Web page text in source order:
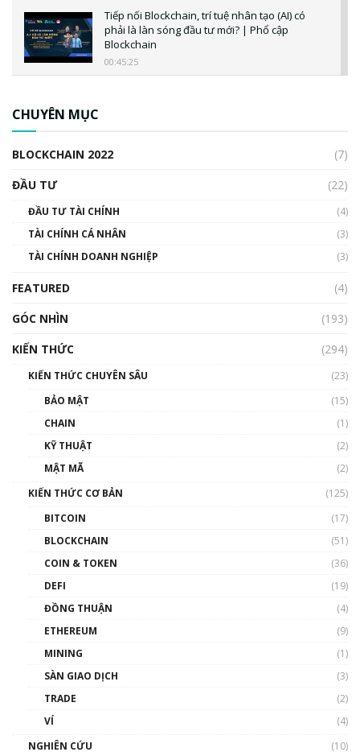
Tiếp nối Blockchain, trí tuệ nhân tạo (AI) có
phải là làn sóng đầu tư mới? | Phổ cập
Blockchain
00:45:25
00:02:14
Nhìn lại năm 2022: Những sự kiện ảnh hưởng
đến hệ sinh thái tiền mã hoá | Phổ cập
00:43:47
như thể nào?
00:39:31
Phổ cập Blockchain
thống & Crypto qua các cuộc chiến | Phổ cập
CHUYÊN MỤC
BLOCKCHAIN 2022
(7)
ĐẦU TƯ
(22)
ĐẦU TƯ TÀI CHÍNH
(4)
TÀI CHÍNH CÁ NHÂN
(3)
TÀI CHÍNH DOANH NGHIỆP
(3)
FEATURED
(4)
GÓC NHÌN
(193)
KIẾN THỨC
(294)
KIẾN THỨC CHUYÊN SÂU
(23)
BẢO MẬT
(15)
CHAIN
(1)
KỸ THUẬT
(2)
MẬT MÃ
(2)
KIẾN THỨC CƠ BẢN
(125)
BITCOIN
(17)
BLOCKCHAIN
(51)
COIN & TOKEN
(36)
DEFI
(19)
ĐỒNG THUẬN
(4)
ETHEREUM
(9)
MINING
(1)
SÀN GIAO DỊCH
(3)
TRADE
(2)
VÍ
(4)
NGHIÊN CỨU
(10)